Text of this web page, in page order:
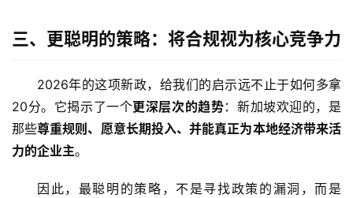
境
海
外
三、更聪明的策略：将合规视为核心竞争力
2026年的这项新政，给我们的启示远不止于如何多拿
20分。它揭示了一个更深层次的趋势：新加坡欢迎的，是
那些尊重规则、愿意长期投入、并能真正为本地经济带来活
力的企业主。
因此，最聪明的策略，不是寻找政策的漏洞，而是